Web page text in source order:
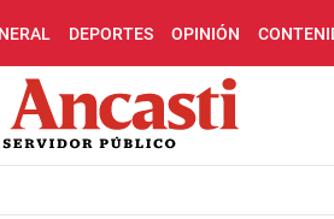
DEPORTES OPINIÓN